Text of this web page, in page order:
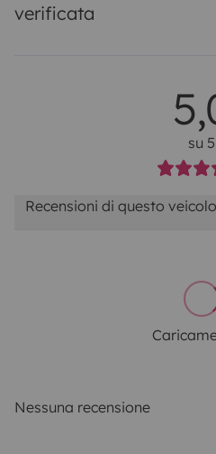
verificata
su 5
Recensioni di questo veicolo
Nessuna recensione